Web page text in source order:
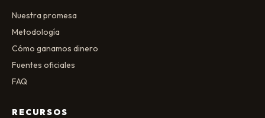
Nuestra promesa
Metodología
Cómo ganamos dinero
Fuentes oficiales
FAQ
RECURSOS